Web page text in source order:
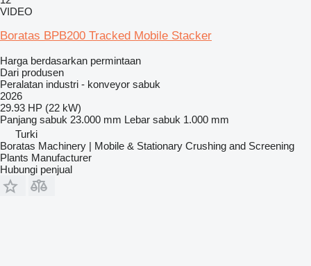
VIDEO
Boratas BPB200 Tracked Mobile Stacker
Harga berdasarkan permintaan
Dari produsen
Peralatan industri - konveyor sabuk
2026
29.93 HP (22 kW)
Panjang sabuk 23.000 mm Lebar sabuk 1.000 mm
Turki
Boratas Machinery | Mobile & Stationary Crushing and Screening
Plants Manufacturer
Hubungi penjual